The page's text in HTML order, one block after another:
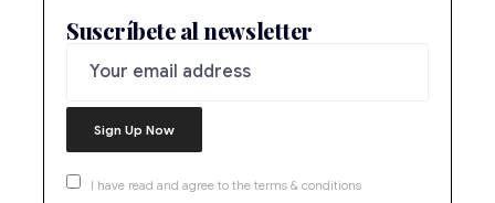
Suscríbete al newsletter
I have read and agree to the terms & conditions